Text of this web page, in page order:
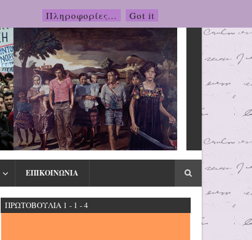
ΕΠΙΚΟΙΝΩΝΙΑ
ΠΡΩΤΟΒΟΥΛΙΑ 1 - 1 - 4
Πληροφορίες... Got it